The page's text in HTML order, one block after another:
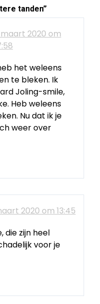
tanden”
maart 2020 om
het weleens
te bleken. Ik
Joling-smile,
Heb weleens
Nu dat ik je
weer over
2020 om 13:45
die zijn heel
voor je